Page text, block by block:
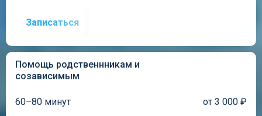
Записаться
Помощь родственнникам и
созависимым
60–80 минут от 3 000 ₽